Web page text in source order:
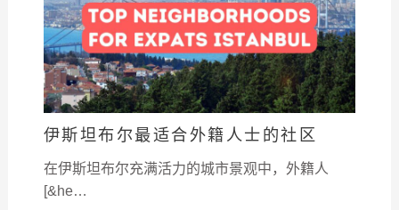
伊斯坦布尔最适合外籍人士的社区
在伊斯坦布尔充满活力的城市景观中，外籍人
[&he…